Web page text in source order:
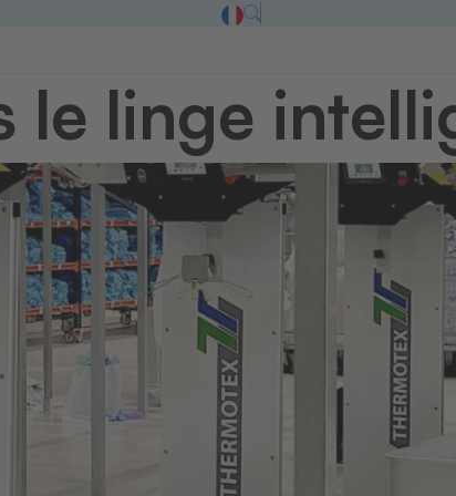
le linge